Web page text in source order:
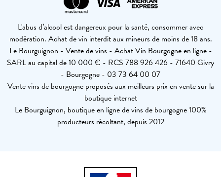
L'abus d’alcool est dangereux pour la santé, consommer avec
modération. Achat de vin interdit aux mineurs de moins de 18 ans.
Le Bourguignon - Vente de vins - Achat Vin Bourgogne en ligne -
SARL au capital de 10 000 € - RCS 788 926 426 - 71640 Givry
- Bourgogne - 03 73 64 00 07
Vente vins de bourgogne proposés aux meilleurs prix en vente sur la
boutique internet
Le Bourguignon, boutique en ligne de vins de bourgogne 100%
producteurs récoltant, depuis 2012